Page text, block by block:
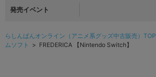
発売イベント
らしんばんオンライン（アニメ系グッズ中古販売）TOP
ムソフト
> FREDERICA 【Nintendo Switch】